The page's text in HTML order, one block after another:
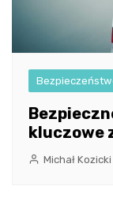
kluczowe
Michał Kozicki